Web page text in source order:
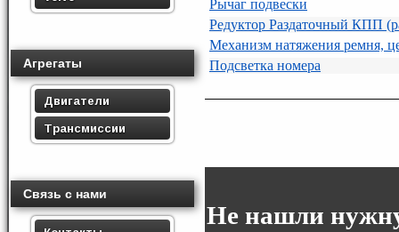
Агрегаты
Двигатели
Трансмиссии
Связь с нами
Рычаг подвески
Редуктор Раздаточный КПП
Механизм натяжения ремня,
Подсветка номера
Не нашли